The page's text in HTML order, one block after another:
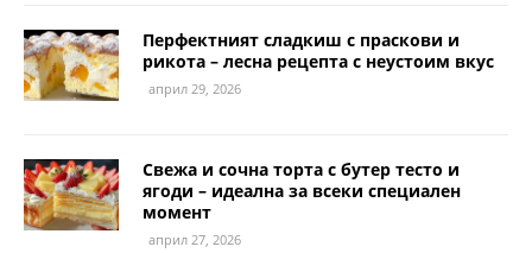
Перфектният сладкиш с праскови и
рикота – лесна рецепта с неустоим вкус
април 29, 2026
Свежа и сочна торта с бутер тесто и
ягоди – идеална за всеки специален
момент
април 27, 2026